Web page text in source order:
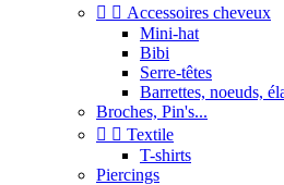
  Accessoires cheveux
Mini-hat
Bibi
Serre-têtes
Barrettes, noeuds,
Broches, Pin's...
  Textile
T-shirts
Piercings